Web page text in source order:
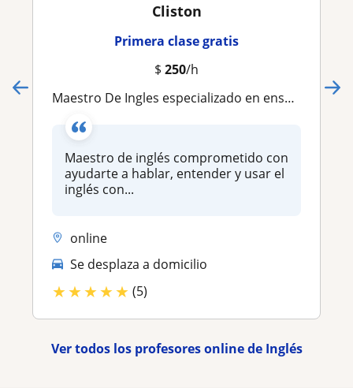
Cliston
Primera clase gratis
$ 250/h
Maestro De Ingles especializado en enseñar ingles para comprensión y fluidez del idioma
Maestro de inglés comprometido con
ayudarte a hablar, entender y usar el
inglés con...
online
Se desplaza a domicilio
★★★★★ (5)
Ver todos los profesores online de Inglés